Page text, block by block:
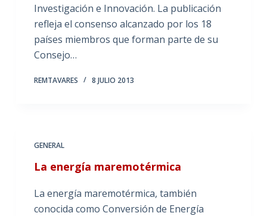
Investigación e Innovación. La publicación
refleja el consenso alcanzado por los 18
países miembros que forman parte de su
Consejo…
REMTAVARES 8 JULIO 2013
GENERAL
La energía maremotérmica
La energía maremotérmica, también
conocida como Conversión de Energía